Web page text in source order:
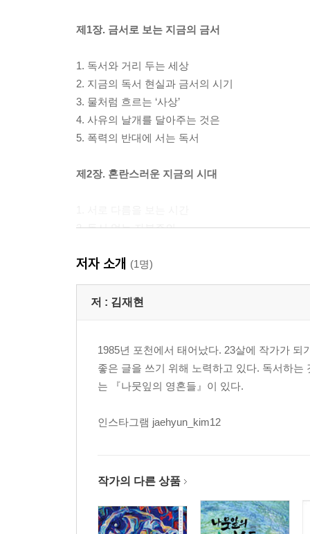
제1장. 금서로 보는 지금의 금서
1. 독서와 거리 두는 세상
2. 지금의 독서 현실과 금서의 시기
3. 물처럼 흐르는 ‘사상’
4. 사유의 날개를 달아주는 것은
5. 폭력의 반대에 서는 독서
제2장. 혼란스러운 지금의 시대
2. 독서 없는 자본주의
4. 악의 평범성을 알지 못한다면
제3장. 독서로 신비스러운 원자를 보다
2. 내가 독서하고 연구한 분야들
3. 내가 독서한 방법
4. 태어나는 것은 순서 있어도, 죽는 것은 순서가 없
1. ‘내짱’이 된다는 것
3. 자유로운 토론으로 성장해 나간다
저자 소개 (1명)
저 : 김재현
1985년 포천에서 태어났다. 23살에 작가가
좋은 글을 쓰기 위해 노력하고 있다. 독서하
는 『나뭇잎의 영혼들』이 있다.
인스타그램 jaehyun_kim12
작가의 다른 상품